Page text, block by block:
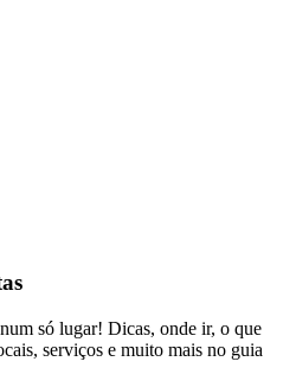
só lugar! Dicas, onde ir, o que
serviços e muito mais no guia